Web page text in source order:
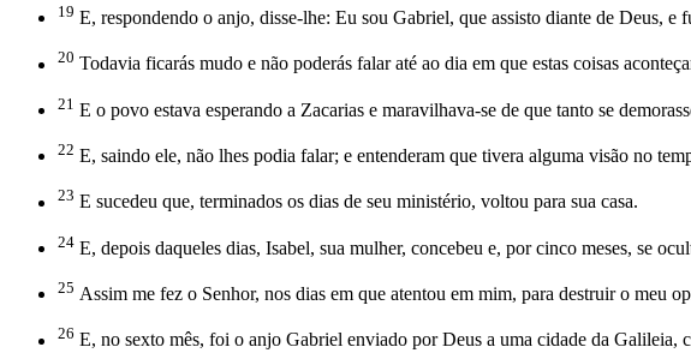
19 E, respondendo o anjo, disse-lhe: Eu sou Gabriel, que assisto diante de Deus, e
20 Todavia ficarás mudo e não poderás falar até ao dia em que estas coisas
21 E o povo estava esperando a Zacarias e maravilhava-se de que tanto se
22 E, saindo ele, não lhes podia falar; e entenderam que tivera alguma visão no
23 E sucedeu que, terminados os dias de seu ministério, voltou para sua casa.
24 E, depois daqueles dias, Isabel, sua mulher, concebeu e, por cinco meses, se
25 Assim me fez o Senhor, nos dias em que atentou em mim, para destruir o meu
26 E, no sexto mês, foi o anjo Gabriel enviado por Deus a uma cidade da Galileia,